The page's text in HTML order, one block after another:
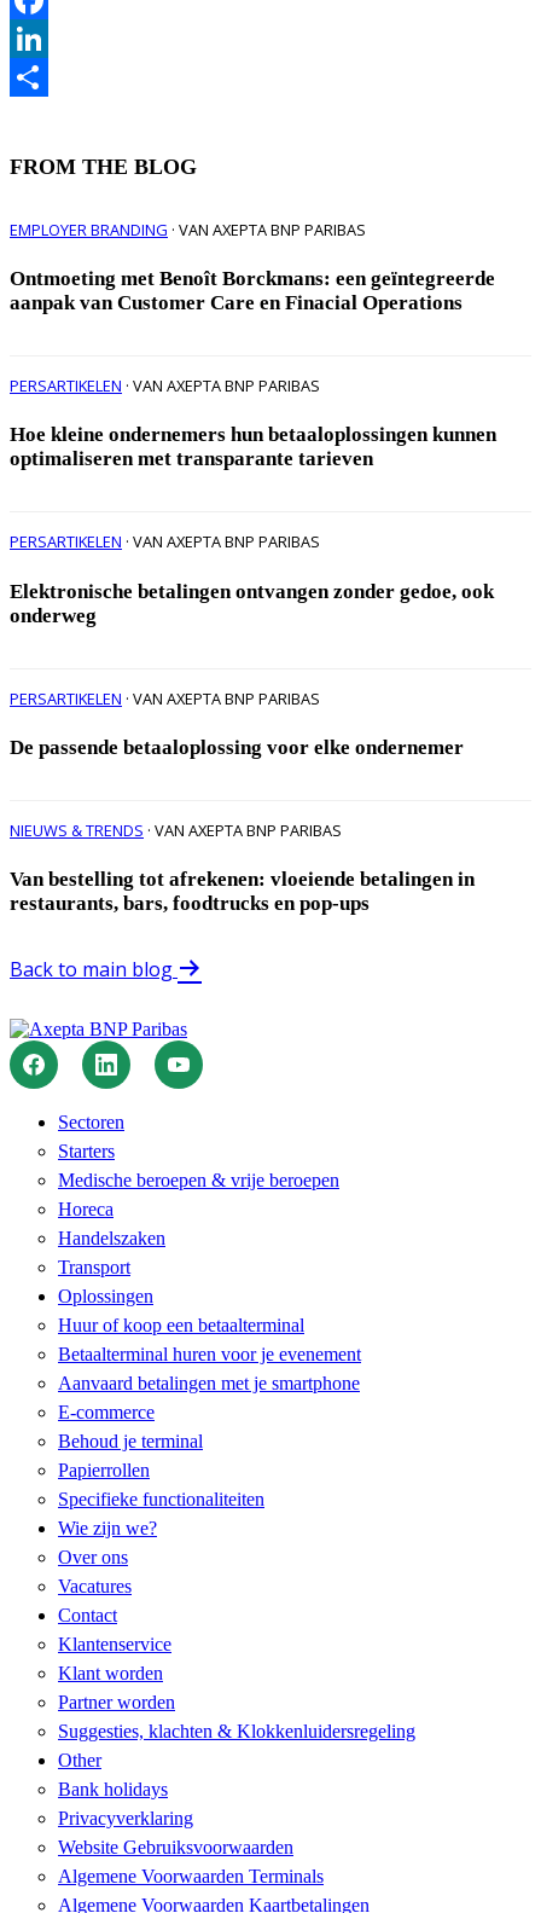
Facebook
LinkedIn
FROM THE BLOG
EMPLOYER BRANDING · VAN AXEPTA BNP PARIBAS
Ontmoeting met Benoît Borckmans: een geïntegreerde
aanpak van Customer Care en Finacial Operations
PERSARTIKELEN · VAN AXEPTA BNP PARIBAS
Hoe kleine ondernemers hun betaaloplossingen kunnen
optimaliseren met transparante tarieven
PERSARTIKELEN · VAN AXEPTA BNP PARIBAS
Elektronische betalingen ontvangen zonder gedoe, ook
onderweg
PERSARTIKELEN · VAN AXEPTA BNP PARIBAS
De passende betaaloplossing voor elke ondernemer
NIEUWS & TRENDS · VAN AXEPTA BNP PARIBAS
Van bestelling tot afrekenen: vloeiende betalingen in
restaurants, bars, foodtrucks en pop-ups
Back to main blog
Sectoren
Starters
Medische beroepen & vrije beroepen
Horeca
Handelszaken
Transport
Oplossingen
Huur of koop een betaalterminal
Betaalterminal huren voor je evenement
Aanvaard betalingen met je smartphone
E-commerce
Behoud je terminal
Papierrollen
Specifieke functionaliteiten​
Wie zijn we?
Over ons
Vacatures
Contact
Klantenservice
Klant worden
Partner worden
Suggesties, klachten & Klokkenluidersregeling
Other
Bank holidays
Privacyverklaring
Website Gebruiksvoorwaarden
Algemene Voorwaarden Terminals
Algemene Voorwaarden Kaartbetalingen